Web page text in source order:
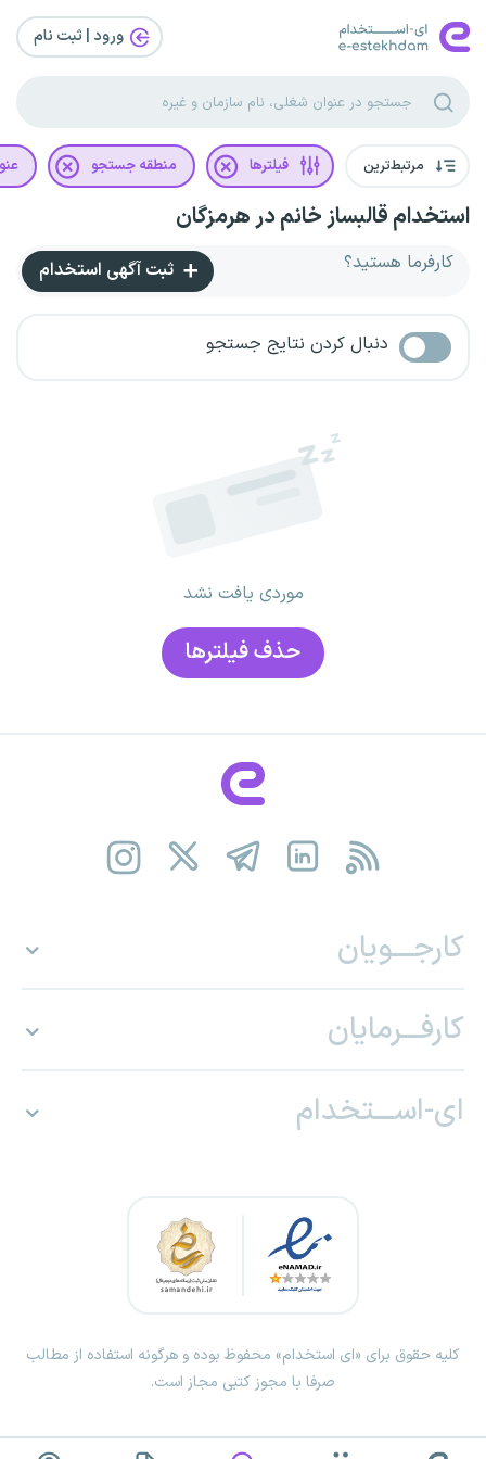
ورود | ثبت‌ نام
مرتبط‌ترین فیلترها منطقه جستجو
استخدام قالبساز خانم در هرمزگان
کارفرما هستید؟ ثبت آگهی استخدام
دنبال کردن نتایج جستجو
موردی یافت نشد
حذف فیلتر‌ها
کارجـــویان
کارفـــرمایان
ای-اســـتخدام
کلیه حقوق برای «ای استخدام» محفوظ بوده و هرگونه استفاده از مطالب
صرفا با مجوز کتبی مجاز است.